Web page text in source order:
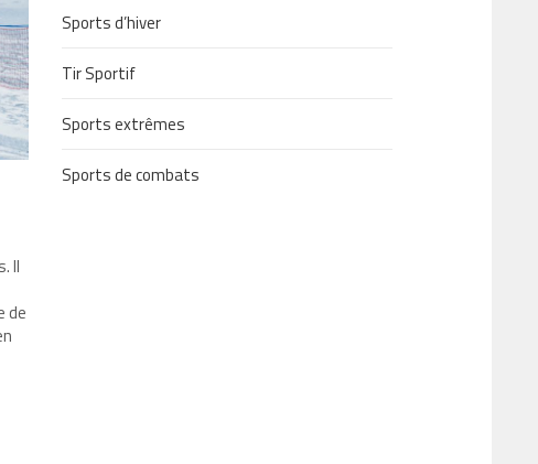
Il
de
Sports d’hiver
Tir Sportif
Sports extrêmes
Sports de combats